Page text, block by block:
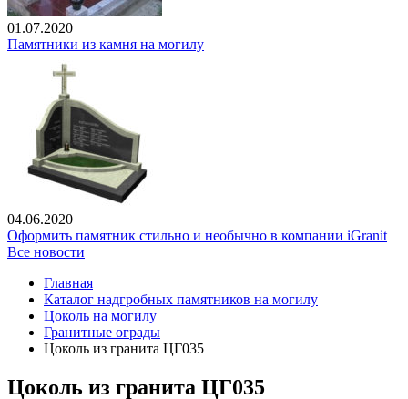
01.07.2020
Памятники из камня на могилу
04.06.2020
Оформить памятник стильно и необычно в компании iGranit
Все новости
Главная
Каталог надгробных памятников на могилу
Цоколь на могилу
Гранитные ограды
Цоколь из гранита ЦГ035
Цоколь из гранита ЦГ035